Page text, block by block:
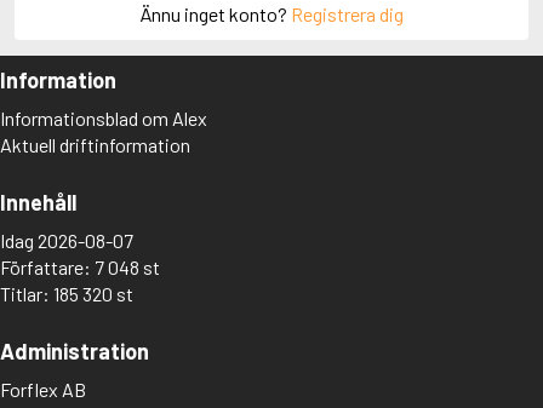
Ännu inget konto? Registrera dig
Information
Informationsblad om Alex
Aktuell driftinformation
Innehåll
Idag 2026-08-07
Författare: 7 048 st
Titlar: 185 320 st
Administration
Forflex AB